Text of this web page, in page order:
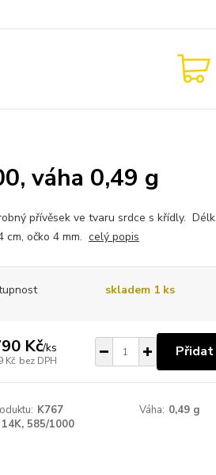
váha 0,49 g
přívěsek ve tvaru srdce s křídly.
cm, očko 4 mm. celý popis
skladem 1 ks
Kč/ks
Kč bez DPH
Přidat
K767 Váha: 0,49 g
14K, 585/1000